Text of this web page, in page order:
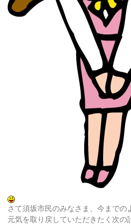
さて須坂市民のみなさま、今までの
元気を取り戻していただきたく次の